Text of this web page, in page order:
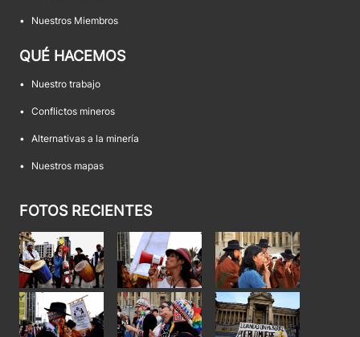
• Nuestros Miembros
QUÉ HACEMOS
• Nuestro trabajo
• Conflictos mineros
• Alternativas a la minería
• Nuestros mapas
FOTOS RECIENTES